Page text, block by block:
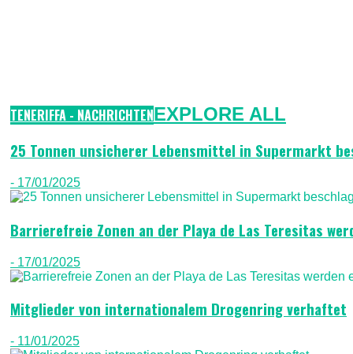
TENERIFFA - NACHRICHTENEXPLORE ALL
25 Tonnen unsicherer Lebensmittel in Supermarkt
- 17/01/2025
Barrierefreie Zonen an der Playa de Las Teresitas
- 17/01/2025
Mitglieder von internationalem Drogenring verhaftet
- 11/01/2025